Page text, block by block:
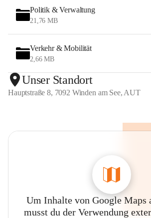
Politik & Verwaltung
21,76 MB
Verkehr & Mobilität
2,66 MB
Unser Standort
Hauptstraße 8, 7092 Winden am See, AUT
Um Inhalte von Google Maps
musst du der Verwendung